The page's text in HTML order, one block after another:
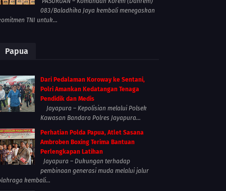
083/Baladhika Jaya kembali menegaskan
TNI untuk...
Papua
Dari Pedalaman Koroway ke Sentani,
Polri Amankan Kedatangan Tenaga
Pendidik dan Medis
Jayapura – Kepolisian melalui Polsek
Kawasan Bandara Polres Jayapura...
Perhatian Polda Papua, Atlet Sasana
Ambroben Boxing Terima Bantuan
Perlengkapan Latihan
Jayapura – Dukungan terhadap
pembinaan generasi muda melalui jalur
kembali...